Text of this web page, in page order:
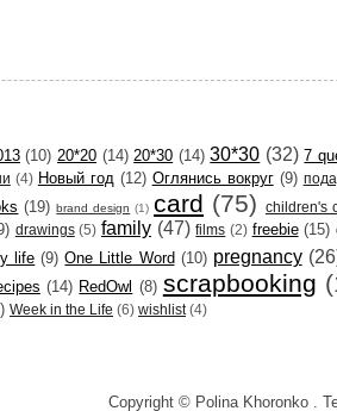
(10) 20*20 (14) 20*30 (14) 30*30 (32) 7
(4) Новый год (12) Оглянись вокруг (9)
(19) brand design (1) card (75) children's
drawings (5) family (47) films (2) freebie (15)
life (9) One Little Word (10) pregnancy
(14) RedOwl (8) scrapbooking
Week in the Life (6) wishlist (4)
Copyright © Polina Khoronko .